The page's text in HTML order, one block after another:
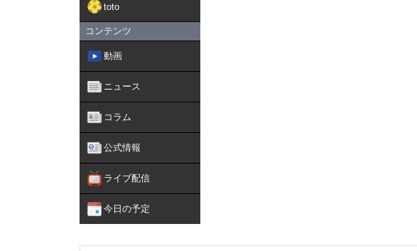
toto
コンテンツ
動画
ニュース
コラム
公式情報
ライブ配信
今日の予定